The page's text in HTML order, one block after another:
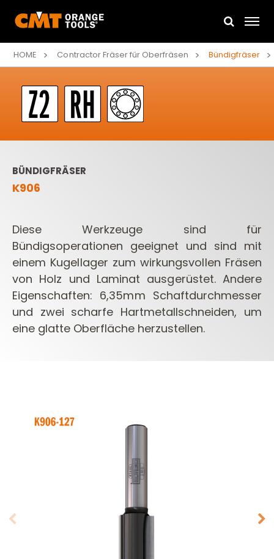
HOME Contractor Fräser für Oberfräsen Bündigfräser
BÜNDIGFRÄSER
K906
Diese Werkzeuge sind für
Bündigsoperationen geeignet und sind mit
einem Kugellager zum wirkungsvollen Fräsen
von Holz und Laminat ausgerüstet. Andere
Eigenschaften: 6,35mm Schaftdurchmesser
und zwei scharfe Hartmetallschneiden, um
eine glatte Oberfläche herzustellen.